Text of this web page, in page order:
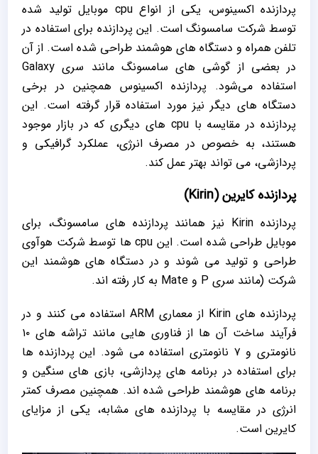
پردازنده اکسینوس، یکی از انواع cpu موبایل تولید شده
توسط شرکت سامسونگ است. این پردازنده برای استفاده در
تلفن همراه و دستگاه های هوشمند طراحی شده است. از آن
در بعضی از گوشی های سامسونگ مانند سری Galaxy
استفاده می‌شود. پردازنده اکسینوس همچنین در برخی
دستگاه های دیگر نیز مورد استفاده قرار گرفته است. این
پردازنده در مقایسه با cpu های دیگری که در بازار موجود
هستند، به خصوص در مصرف انرژی، عملکرد گرافیکی و
پردازشی، می تواند بهتر عمل کند.
پردازنده کایرین (Kirin)
پردازنده Kirin نیز همانند پردازنده های سامسونگ، برای
موبایل طراحی شده است. این cpu ها توسط شرکت هوآوی
طراحی و تولید می شوند و در دستگاه های هوشمند این
شرکت (مانند سری P و Mate به کار رفته اند.
پردازنده های Kirin از معماری ARM استفاده می کنند و در
فرآیند ساخت آن ها از فناوری هایی مانند تراشه های ۱۰
نانومتری و ۷ نانومتری استفاده می شود. این پردازنده ها
برای استفاده در برنامه های پردازشی، بازی های سنگین و
برنامه های هوشمند طراحی شده اند. همچنین مصرف کمتر
انرژی در مقایسه با پردازنده های مشابه، یکی از مزایای
کایرین است.